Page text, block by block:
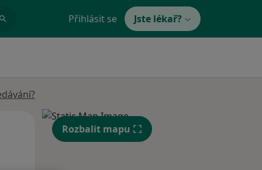
Přihlásit se Jste lékař?
Út St
12 Srpen
Rozbalit mapu